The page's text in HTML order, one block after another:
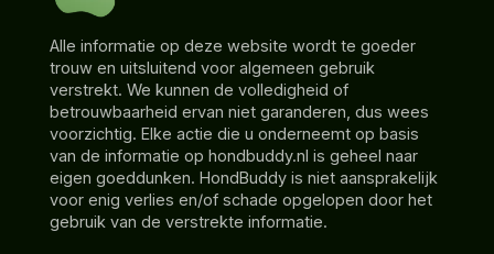
Alle informatie op deze website wordt te goeder
trouw en uitsluitend voor algemeen gebruik
verstrekt. We kunnen de volledigheid of
betrouwbaarheid ervan niet garanderen, dus wees
voorzichtig. Elke actie die u onderneemt op basis
van de informatie op hondbuddy.nl is geheel naar
eigen goeddunken. HondBuddy is niet aansprakelijk
voor enig verlies en/of schade opgelopen door het
gebruik van de verstrekte informatie.